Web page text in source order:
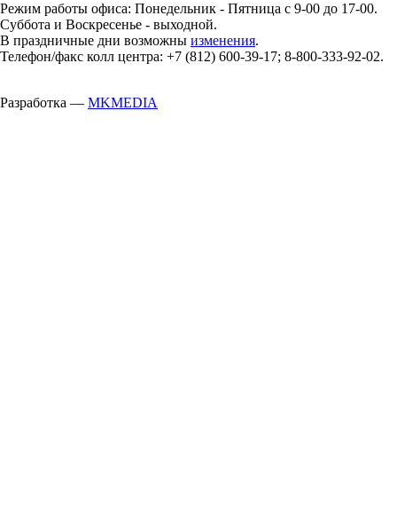
Режим работы офиса: Понедельник - Пятница с 9-00 до 17-00.
Суббота и Воскресенье - выходной.
В праздничные дни возможны изменения.
Телефон/факс колл центра: +7 (812) 600-39-17; 8-800-333-92-02.
Разработка — MKMEDIA